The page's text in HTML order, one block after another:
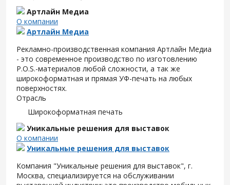
Артлайн Медиа
О компании
Артлайн Медиа
Рекламно-производственная компания Артлайн Медиа
- это современное производство по изготовлению
P.O.S.-материалов любой сложности, а так же
широкоформатная и прямая УФ-печать на любых
поверхностях.
Отрасль
Широкоформатная печать
Уникальные решения для выставок
О компании
Уникальные решения для выставок
Компания "Уникальные решения для выставок", г.
Москва, специализируется на обслуживании